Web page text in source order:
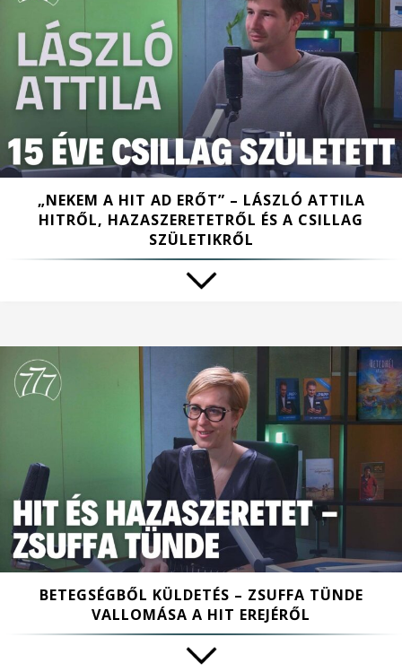
„NEKEM A HIT AD ERŐT” – LÁSZLÓ ATTILA
HITRŐL, HAZASZERETETRŐL ÉS A CSILLAG
SZÜLETIKRŐL
BETEGSÉGBŐL KÜLDETÉS – ZSUFFA TÜNDE
VALLOMÁSA A HIT EREJÉRŐL